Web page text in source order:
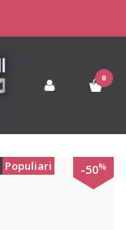
0
Populiari -50%